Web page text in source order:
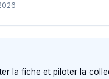
la fiche et piloter la